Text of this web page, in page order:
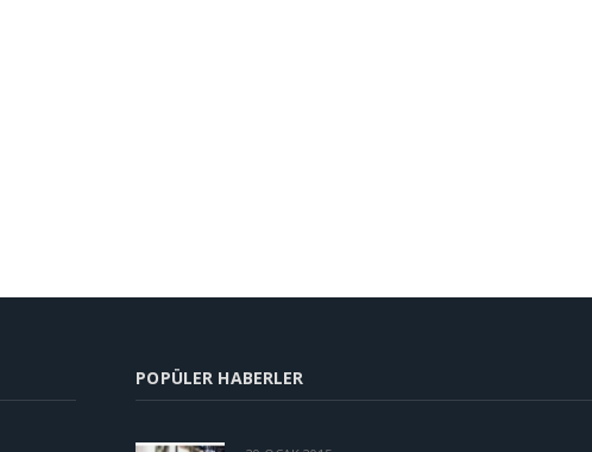
POPÜLER HABERLER